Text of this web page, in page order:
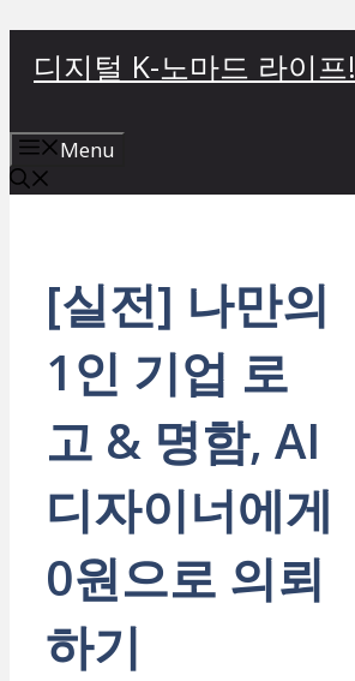
로
건
너
디지털 K-노마드 라이프!
Menu
[실전] 나만의
1인 기업 로
고 & 명함, AI
디자이너에게
0원으로 의뢰
하기